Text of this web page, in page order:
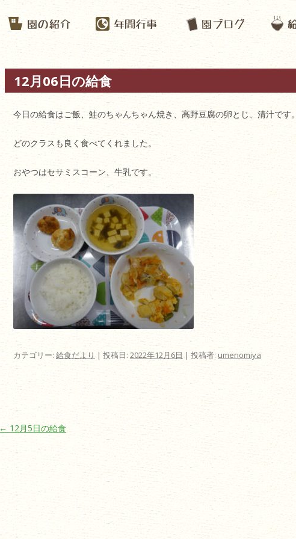
12月06日の給食
今日の給食はご飯、鮭のちゃんちゃん焼き、高野豆腐の卵とじ、清汁です
どのクラスも良く食べてくれました。
おやつはセサミスコーン、牛乳です。
カテゴリー: 給食だより | 投稿日: 2022年12月6日 | 投稿者:umenomiya
投稿ナビゲーション
←12月5日の給食